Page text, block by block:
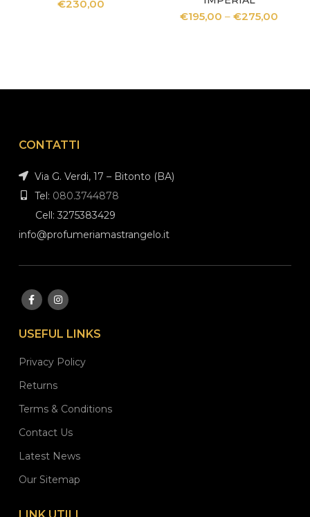
€230,00
€195,00 – €275,00
CONTATTI
Via G. Verdi, 17 – Bitonto (BA)
Tel: 080.3744878
Cell: 3275383429
info@profumeriamastrangelo.it
USEFUL LINKS
Privacy Policy
Returns
Terms & Conditions
Contact Us
Latest News
Our Sitemap